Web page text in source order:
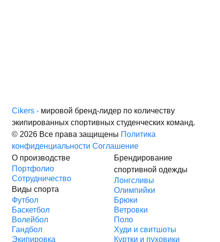
Cikers - мировой бренд-лидер по количеству
экипированных спортивных студенческих команд.
© 2026 Все права защищены Политика
конфиденциальности Соглашение
О производстве
Портфолио
Сотрудничество
Виды спорта
Футбол
Баскетбол
Волейбол
Гандбол
Экипировка
Брендирование
спортивной одежды
Лонгсливы
Олимпийки
Брюки
Ветровки
Поло
Худи и свитшоты
Куртки и пуховики